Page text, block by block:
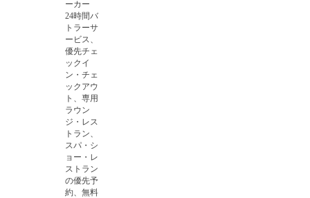
ーカー
24時間バ
トラーサ
ービス、
優先チェ
ックイ
ン・チェ
ックアウ
ト、専用
ラウン
ジ・レス
トラン、
スパ・シ
ョー・レ
ストラン
の優先予
約、無料